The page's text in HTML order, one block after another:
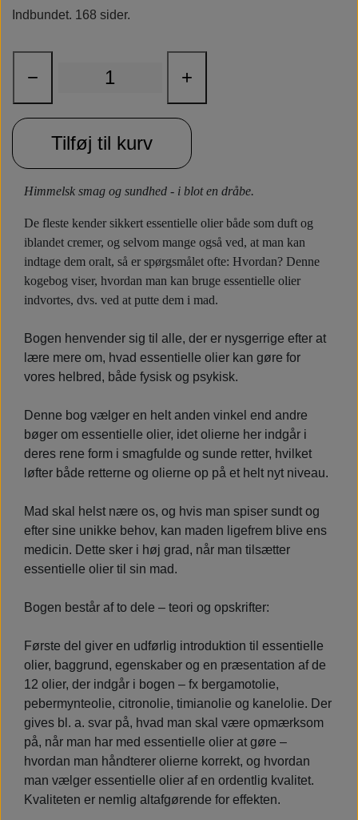
Indbundet. 168 sider.
− +
Tilføj til kurv
Himmelsk smag og sundhed - i blot en dråbe.
De fleste kender sikkert essentielle olier både som duft og
iblandet cremer, og selvom mange også ved, at man kan
indtage dem oralt, så er spørgsmålet ofte: Hvordan? Denne
kogebog viser, hvordan man kan bruge essentielle olier
indvortes, dvs. ved at putte dem i mad.
Bogen henvender sig til alle, der er nysgerrige efter at
lære mere om, hvad essentielle olier kan gøre for
vores helbred, både fysisk og psykisk.
Denne bog vælger en helt anden vinkel end andre
bøger om essentielle olier, idet olierne her indgår i
deres rene form i smagfulde og sunde retter, hvilket
løfter både retterne og olierne op på et helt nyt niveau.
Mad skal helst nære os, og hvis man spiser sundt og
efter sine unikke behov, kan maden ligefrem blive ens
medicin. Dette sker i høj grad, når man tilsætter
essentielle olier til sin mad.
Bogen består af to dele – teori og opskrifter:
Første del giver en udførlig introduktion til essentielle
olier, baggrund, egenskaber og en præsentation af de
12 olier, der indgår i bogen – fx bergamotolie,
pebermynteolie, citronolie, timianolie og kanelolie. Der
gives bl. a. svar på, hvad man skal være opmærksom
på, når man har med essentielle olier at gøre –
hvordan man håndterer olierne korrekt, og hvordan
man vælger essentielle olier af en ordentlig kvalitet.
Kvaliteten er nemlig altafgørende for effekten.